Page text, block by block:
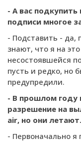
- А вас
подписи многое
- Подставить - да,
знают, что я на
несостоявшейся
пусть и редко, но
предупредили.
- В прошлом году
разрешение на
air, но они летают.
- Первоначально я